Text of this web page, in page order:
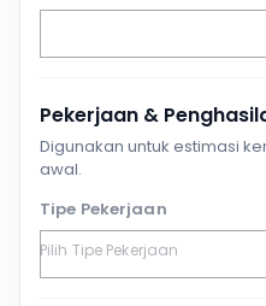
Pekerjaan &
Digunakan untuk estimasi
awal.
Tipe Pekerjaan